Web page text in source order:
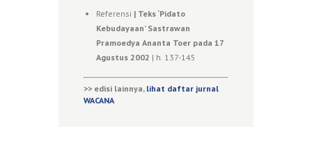
Referensi | Teks ‘Pidato
Kebudayaan’ Sastrawan
Pramoedya Ananta Toer pada 17
Agustus 2002 | h. 137-145
>> edisi lainnya, lihat daftar jurnal
WACANA